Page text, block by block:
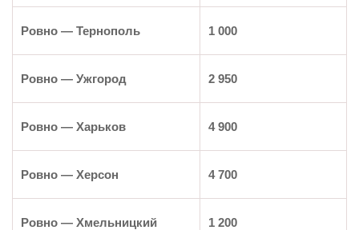
Ровно — Тернополь 1 000
Ровно — Ужгород 2 950
Ровно — Харьков 4 900
Ровно — Херсон 4 700
Ровно — Хмельницкий 1 200